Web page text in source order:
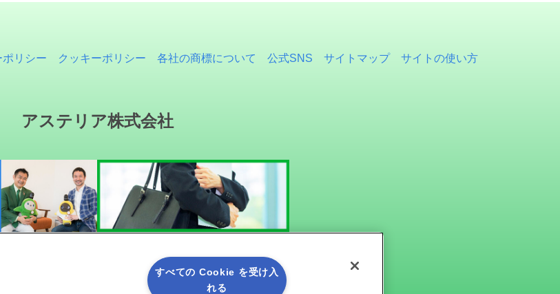
リシー クッキーポリシー 各社の商標について 公式SNS サイトマップ サイトの使い方
アステリア株式会社
すべての Cookie を受け入
れる